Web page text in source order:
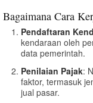
Bagaimana Cara
Pendaftaran
kendaraan oleh
data pemerintah.
Penilaian Pajak:
faktor, termasuk
jual pasar.